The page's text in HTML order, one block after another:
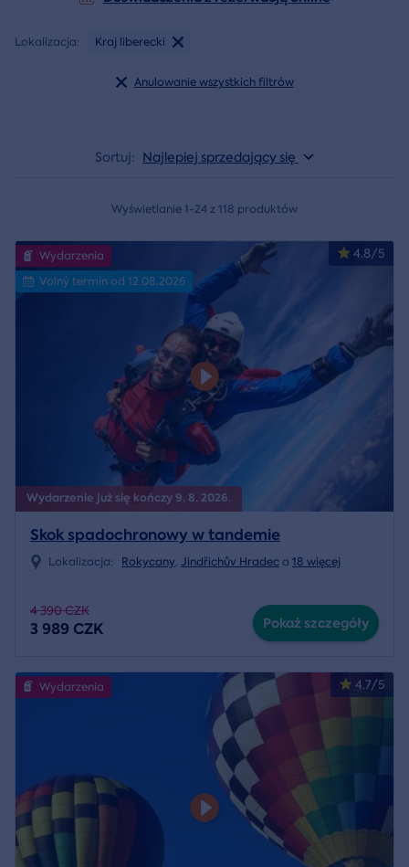
Lokalizacja: Kraj liberecki
Anulowanie wszystkich filtrów
Sortuj: Najlepiej sprzedający się
Wyświetlanie 1-24 z 118 produktów
Wydarzenie już się kończy 9. 8. 2026.
4.8/5
Wydarzenia
Volný termín od 12.08.2026
Skok spadochronowy w tandemie
Lokalizacja: Rokycany, Jindřichův Hradec a 18 więcej
4 390 CZK
3 989 CZK Pokaż szczegóły
4.7/5
Wydarzenia